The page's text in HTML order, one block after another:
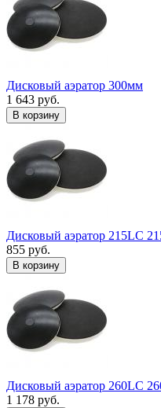
Дисковый аэратор 300мм
1 643 руб.
В корзину
Дисковый аэратор 215LC
855 руб.
В корзину
Дисковый аэратор 260LC
1 178 руб.